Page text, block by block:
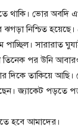
থাকি। ভোর অবদি
‌ঝগড়া নিশ্চিত
সারারাত
তিনেক পর উনি
তাকিয়ে আছি।
জ্যাকেট পড়তে
হবে আমাদের।